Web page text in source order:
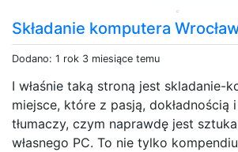
Składanie komputera
Dodano: 1 rok 3 miesiące temu
I właśnie taką stroną jest skladanie-
miejsce, które z pasją, dokładnością
tłumaczy, czym naprawdę jest sztuka
własnego PC. To nie tylko